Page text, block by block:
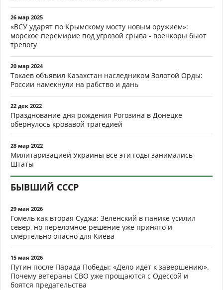
26 мар 2025
«ВСУ ударят по Крымскому мосту новым оружием»:
морское перемирие под угрозой срыва - военкоры бьют
тревогу
20 мар 2024
Токаев объявил Казахстан наследником Золотой Орды:
России намекнули на рабство и дань
22 дек 2022
Празднование дня рождения Рогозина в Донецке
обернулось кровавой трагедией
28 мар 2022
Милитаризацией Украины все эти годы занимались
Штаты
БЫВШИЙ СССР
29 мая 2026
Гомель как вторая Суджа: Зеленский в панике усилил
север, но переломное решение уже принято и
смертельно опасно для Киева
15 мая 2026
Путин после Парада Победы: «Дело идёт к завершению».
Почему ветераны СВО уже прощаются с Одессой и
боятся предательства